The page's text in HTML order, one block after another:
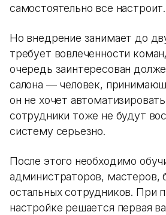
самостоятельно все настроит.
Но внедрение занимает до
требует вовлеченности
очередь заинтересован
салона — человек,
он не хочет
сотрудники тоже не будут
систему серьезно.
После этого необходимо
администраторов, мастеров,
остальных сотрудников. При
настройке решается первая